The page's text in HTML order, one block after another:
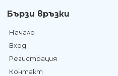
Бързи връзки
Начало
Вход
Регистрация
Контакт